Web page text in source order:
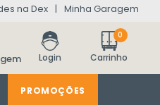
na Dex Minha Garagem
0
PROMOÇÕES